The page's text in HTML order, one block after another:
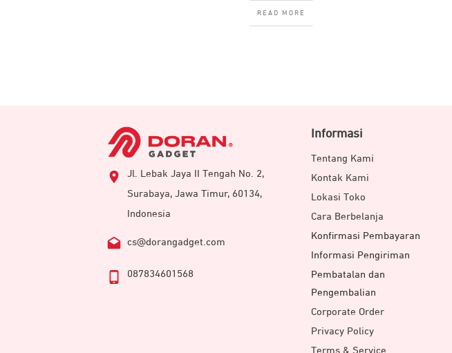
READ MORE
Jl. Lebak Jaya II Tengah No. 2,
Surabaya, Jawa Timur, 60134,
Indonesia
cs@dorangadget.com
087834601568
Informasi
Tentang Kami
Kontak Kami
Lokasi Toko
Cara Berbelanja
Konfirmasi Pembayaran
Informasi Pengiriman
Pembatalan dan
Pengembalian
Corporate Order
Privacy Policy
Terms & Service